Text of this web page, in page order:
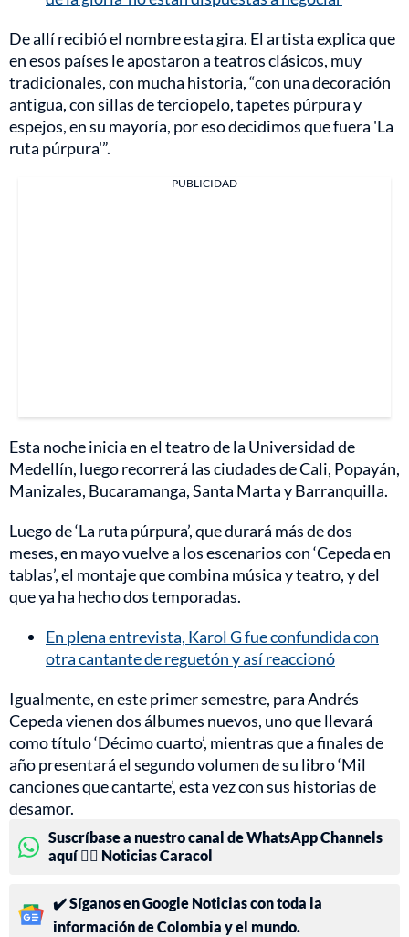
De allí recibió el nombre esta gira. El artista explica que
en esos países le apostaron a teatros clásicos, muy
tradicionales, con mucha historia, “con una decoración
antigua, con sillas de terciopelo, tapetes púrpura y
espejos, en su mayoría, por eso decidimos que fuera 'La
ruta púrpura'”.
PUBLICIDAD
Esta noche inicia en el teatro de la Universidad de
Medellín, luego recorrerá las ciudades de Cali, Popayán,
Manizales, Bucaramanga, Santa Marta y Barranquilla.
Luego de ‘La ruta púrpura’, que durará más de dos
meses, en mayo vuelve a los escenarios con ‘Cepeda en
tablas’, el montaje que combina música y teatro, y del
que ya ha hecho dos temporadas.
En plena entrevista, Karol G fue confundida con
otra cantante de reguetón y así reaccionó
Igualmente, en este primer semestre, para Andrés
Cepeda vienen dos álbumes nuevos, uno que llevará
como título ‘Décimo cuarto’, mientras que a finales de
año presentará el segundo volumen de su libro ‘Mil
canciones que cantarte’, esta vez con sus historias de
desamor.
Suscríbase a nuestro canal de WhatsApp Channels
aquí 👉🏻 Noticias Caracol
✔️ Síganos en Google Noticias con toda la
información de Colombia y el mundo.